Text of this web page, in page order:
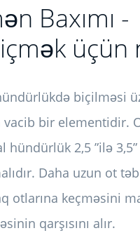
Baxımı -
üçün
biçilməsi
vacib bir elementidir.
hündürlük 2,5 ”ilə 3,5”
Daha uzun ot
otlarına keçməsini
qarşısını alır.